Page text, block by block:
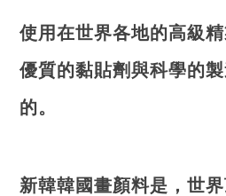
使用在世界各地的高級
優質的黏貼劑與科學的
的。
新韓韓國畫顏料是，世